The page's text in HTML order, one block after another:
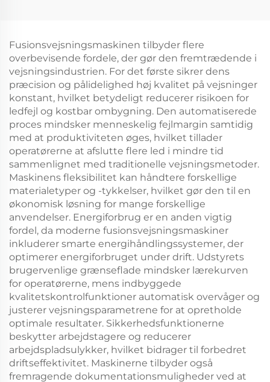
Fusionsvejsningsmaskinen tilbyder flere
overbevisende fordele, der gør den fremtrædende i
vejsningsindustrien. For det første sikrer dens
præcision og pålidelighed høj kvalitet på vejsninger
konstant, hvilket betydeligt reducerer risikoen for
ledfejl og kostbar ombygning. Den automatiserede
proces mindsker menneskelig fejlmargin samtidig
med at produktiviteten øges, hvilket tillader
operatørerne at afslutte flere led i mindre tid
sammenlignet med traditionelle vejsningsmetoder.
Maskinens fleksibilitet kan håndtere forskellige
materialetyper og -tykkelser, hvilket gør den til en
økonomisk løsning for mange forskellige
anvendelser. Energiforbrug er en anden vigtig
fordel, da moderne fusionsvejsningsmaskiner
inkluderer smarte energihåndlingssystemer, der
optimerer energiforbruget under drift. Udstyrets
brugervenlige grænseflade mindsker lærekurven
for operatørerne, mens indbyggede
kvalitetskontrolfunktioner automatisk overvåger og
justerer vejsningsparametrene for at opretholde
optimale resultater. Sikkerhedsfunktionerne
beskytter arbejdstagere og reducerer
arbejdspladsulykker, hvilket bidrager til forbedret
driftseffektivitet. Maskinerne tilbyder også
fremragende dokumentationsmuligheder ved at